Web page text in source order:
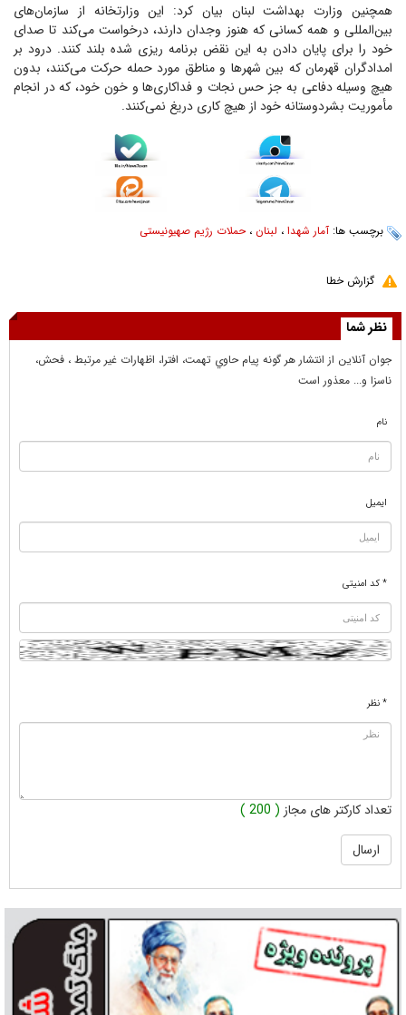
همچنین وزارت بهداشت لبنان بیان کرد: این وزارتخانه از سازمان‌های
بین‌المللی و همه کسانی که هنوز وجدان دارند، درخواست می‌کند تا صدای
خود را برای پایان دادن به این نقض برنامه ریزی شده بلند کنند. درود بر
امدادگران قهرمان که بین شهر‌ها و مناطق مورد حمله حرکت می‌کنند، بدون
هیچ وسیله دفاعی به جز حس نجات و فداکاری‌ها و خون خود، که در انجام
مأموریت بشردوستانه خود از هیچ کاری دریغ نمی‌کنند.
برچسب ها: آمار شهدا ، لبنان ،حملات رژیم صهیونیستی
گزارش خطا
نظر شما
جوان آنلاين از انتشار هر گونه پيام حاوي تهمت، افترا، اظهارات غير مرتبط ، فحش،
ناسزا و... معذور است
نام
ایمیل
* کد امنیتی
* نظر
تعداد کارکتر های مجاز ( 200 )